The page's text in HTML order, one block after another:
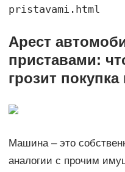
pristavami.html
Арест
приставами:
грозит
Машина – это
аналогии с прочим